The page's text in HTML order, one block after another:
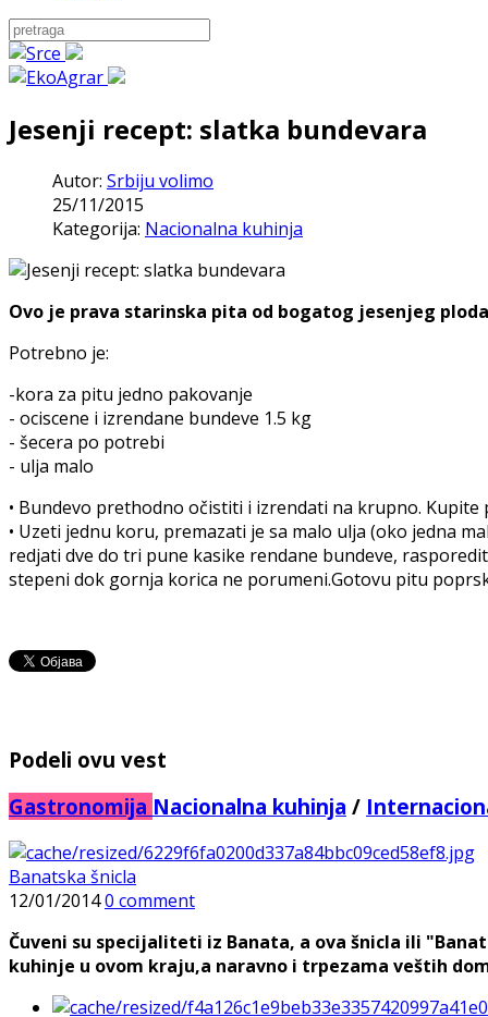
Jesenji recept: slatka bundevara
Autor: Srbiju volimo
25/11/2015
Kategorija: Nacionalna kuhinja
Ovo je prava starinska pita od bogatog jesenjeg
Potrebno je:
-kora za pitu jedno pakovanje
- ociscene i izrendane bundeve 1.5 kg
- šecera po potrebi
- ulja malo
• Bundevo prethodno očistiti i izrendati na krupno.
• Uzeti jednu koru, premazati je sa malo ulja (oko jedna
redjati dve do tri pune kasike rendane bundeve,
stepeni dok gornja korica ne porumeni.Gotovu pitu
Podeli ovu vest
Gastronomija Nacionalna kuhinja /
Banatska šnicla
12/01/20140 comment
Čuveni su specijaliteti iz Banata, a ova šnicla ili
kuhinje u ovom kraju,a naravno i trpezama veštih